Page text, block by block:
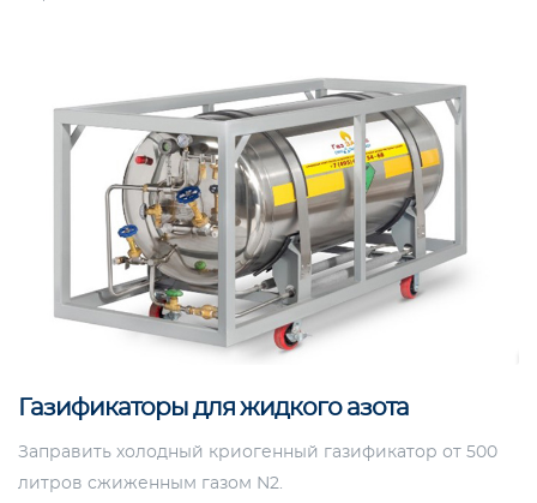
Газификаторы для жидкого азота
Заправить холодный криогенный газификатор от 500
литров сжиженным газом N2.